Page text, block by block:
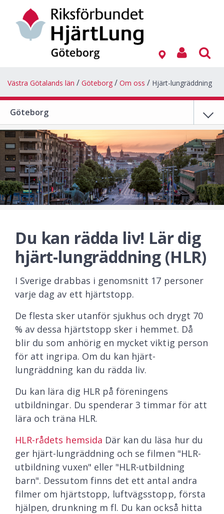
Västra Götalands län Göteborg Om oss Hjärt-lungräddning
Göteborg
Du kan rädda liv! Lär dig
hjärt-lungräddning (HLR)
I Sverige drabbas i genomsnitt 17 personer
varje dag av ett hjärtstopp.
De flesta sker utanför sjukhus och drygt 70
% av dessa hjärtstopp sker i hemmet. Då
blir du som anhörig en mycket viktig person
för att ingripa. Om du kan hjärt-
lungräddning kan du rädda liv.
Du kan lära dig HLR på föreningens
utbildningar. Du spenderar 3 timmar för att
lära och träna HLR.
HLR-rådets hemsida Där kan du läsa hur du
ger hjärt-lungräddning och se filmen "HLR-
utbildning vuxen" eller "HLR-utbildning
barn". Dessutom finns det ett antal andra
filmer om hjärtstopp, luftvägsstopp, första
hjälpen, drunkning m fl. Du kan också hitta